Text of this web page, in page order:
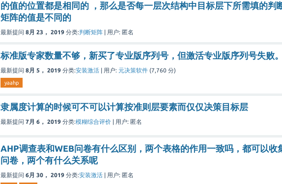
的值的位置都是相同的 ，那么是否每一层次结构中目标层下所需填的判
矩阵的值是不同的
最新提问 8月 23， 2019 分类:判断矩阵 | 用户: 匿名
标准版专家数量不够，新买了专业版序列号，但激活专业版序列号失败
最新提问 8月 5， 2019 分类:安装激活 | 用户: 元决策软件 (7,760 分)
yaahp
隶属度计算的时候可不可以计算按准则层要素而仅仅决策目标层
最新提问 7月 6， 2019 分类:模糊综合评价 | 用户: 匿名
AHP调查表和WEB问卷有什么区别，两个表格的作用一致吗，都可以收
问卷，两个有什么关系呢
最新提问 6月 30， 2019 分类:安装激活 | 用户: 匿名